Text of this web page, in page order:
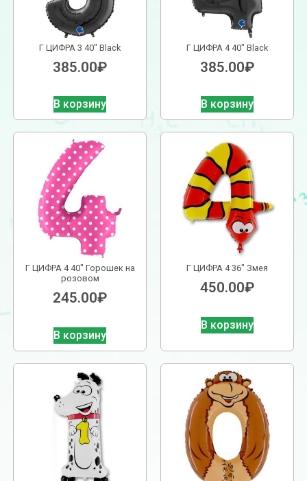
Г ЦИФРА 3 40″ Black
385.00₽
В корзину
Г ЦИФРА 4 40″ Black
385.00₽
В корзину
Г ЦИФРА 4 40″ Горошек на
розовом
245.00₽
В корзину
Г ЦИФРА 4 36″ Змея
450.00₽
В корзину